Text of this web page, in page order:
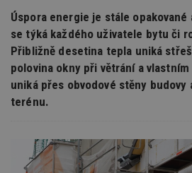
Úspora energie je stále
se týká každého uživatele bytu či
Přibližně desetina tepla uniká
polovina okny při větrání a
uniká přes obvodové stěny budovy
terénu.